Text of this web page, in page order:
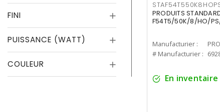
FINI
PUISSANCE (WATT)
COULEUR
PRODUITS
F54T5/50K/8/HO/
Manufacturier :
# Manufacturier :
En inventaire